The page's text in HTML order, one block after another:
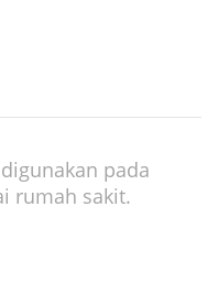
pada
rumah sakit.